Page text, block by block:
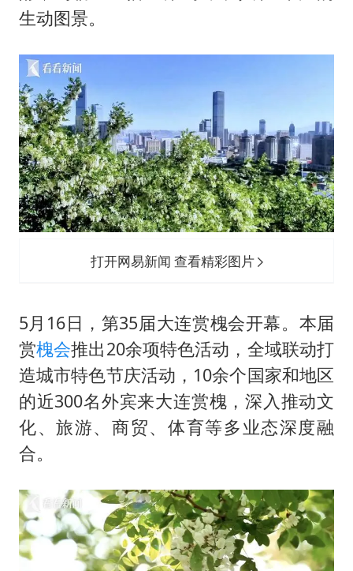
东方之约 相约未来
生动图景。
打开网易新闻 查看精彩图片
5月16日，第35届大连赏槐会开幕。本届
赏槐会推出20余项特色活动，全域联动打
造城市特色节庆活动，10余个国家和地区
的近300名外宾来大连赏槐，深入推动文
化、旅游、商贸、体育等多业态深度融
合。